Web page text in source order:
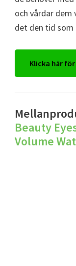
och vårdar dem
det den tid som
Klicka här
Beauty
Volume